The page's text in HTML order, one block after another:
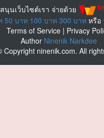
นุนเว็บไซต์เรา จ่ายด้วย
50 บาท 100 บาท 300 บาท หรือ
Terms of Service | Privacy
Author Ninenik Narkdee
Copyright ninenik.com. All